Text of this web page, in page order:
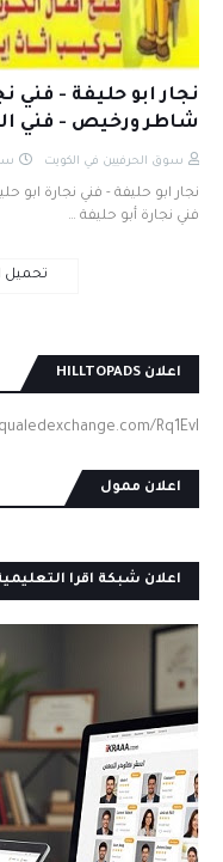
شاطر ورخيص - فني
سوق الحرفيين في الكويت
فني نجارة أبو حليفة …
تحميل
اعلان HILLTOPADS
Rq1EvI
اعلان ممول
اعلان شبكة اقرا